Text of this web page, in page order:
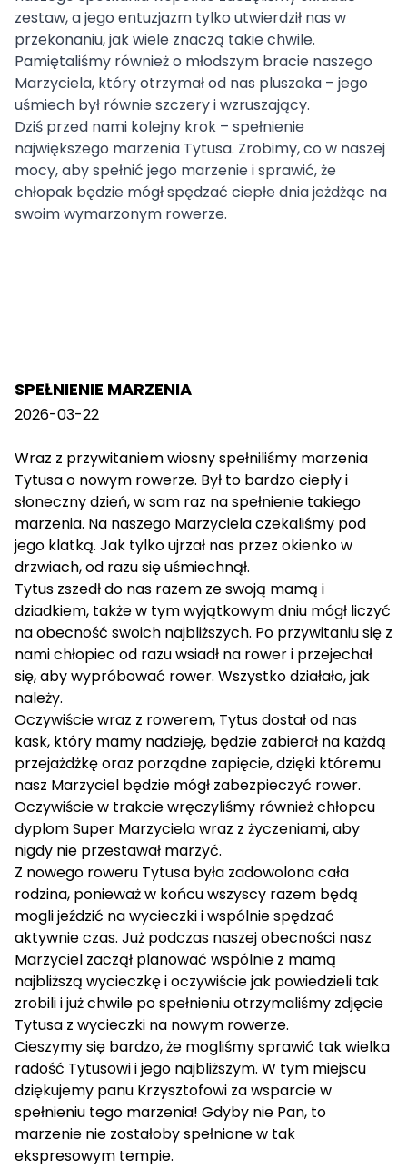
zestaw, a jego entuzjazm tylko utwierdził nas w
przekonaniu, jak wiele znaczą takie chwile.
Pamiętaliśmy również o młodszym bracie naszego
Marzyciela, który otrzymał od nas pluszaka – jego
uśmiech był równie szczery i wzruszający.
Dziś przed nami kolejny krok – spełnienie
największego marzenia Tytusa. Zrobimy, co w naszej
mocy, aby spełnić jego marzenie i sprawić, że
chłopak będzie mógł spędzać ciepłe dnia jeżdżąc na
swoim wymarzonym rowerze.
SPEŁNIENIE MARZENIA
2026-03-22
Wraz z przywitaniem wiosny spełniliśmy marzenia
Tytusa o nowym rowerze. Był to bardzo ciepły i
słoneczny dzień, w sam raz na spełnienie takiego
marzenia. Na naszego Marzyciela czekaliśmy pod
jego klatką. Jak tylko ujrzał nas przez okienko w
drzwiach, od razu się uśmiechnął.
Tytus zszedł do nas razem ze swoją mamą i
dziadkiem, także w tym wyjątkowym dniu mógł liczyć
na obecność swoich najbliższych. Po przywitaniu się z
nami chłopiec od razu wsiadł na rower i przejechał
się, aby wypróbować rower. Wszystko działało, jak
należy.
Oczywiście wraz z rowerem, Tytus dostał od nas
kask, który mamy nadzieję, będzie zabierał na każdą
przejażdżkę oraz porządne zapięcie, dzięki któremu
nasz Marzyciel będzie mógł zabezpieczyć rower.
Oczywiście w trakcie wręczyliśmy również chłopcu
dyplom Super Marzyciela wraz z życzeniami, aby
nigdy nie przestawał marzyć.
Z nowego roweru Tytusa była zadowolona cała
rodzina, ponieważ w końcu wszyscy razem będą
mogli jeździć na wycieczki i wspólnie spędzać
aktywnie czas. Już podczas naszej obecności nasz
Marzyciel zaczął planować wspólnie z mamą
najbliższą wycieczkę i oczywiście jak powiedzieli tak
zrobili i już chwile po spełnieniu otrzymaliśmy zdjęcie
Tytusa z wycieczki na nowym rowerze.
Cieszymy się bardzo, że mogliśmy sprawić tak wielka
radość Tytusowi i jego najbliższym. W tym miejscu
dziękujemy panu Krzysztofowi za wsparcie w
spełnieniu tego marzenia! Gdyby nie Pan, to
marzenie nie zostałoby spełnione w tak
ekspresowym tempie.